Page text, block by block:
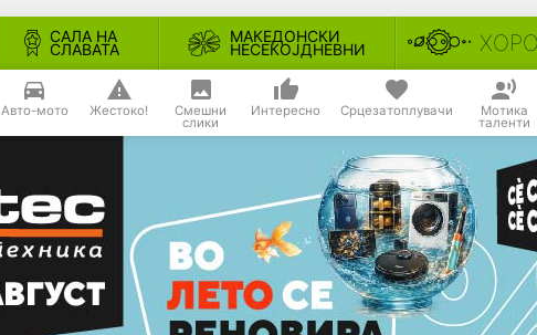
САЛА НА
СЛАВАТА
МАКЕДОНСКИ
НЕСЕКОЈДНЕВНИ
Авто-мото Жестоко! Смешни
слики
Интересно Срцезатоплувачи Мотика
таленти